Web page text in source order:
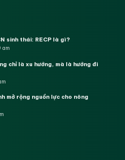
sinh thái: RECP là gì?
am
chỉ là xu hướng, mà là hướng đi
mở rộng nguồn lực cho nông